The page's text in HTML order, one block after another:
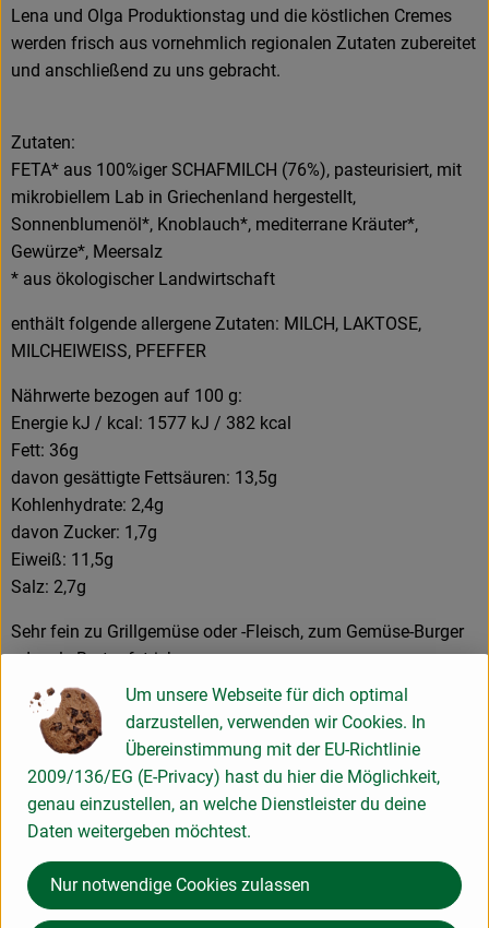
Lena und Olga Produktionstag und die köstlichen Cremes
werden frisch aus vornehmlich regionalen Zutaten zubereitet
und anschließend zu uns gebracht.
Zutaten:
FETA* aus 100%iger SCHAFMILCH (76%), pasteurisiert, mit
mikrobiellem Lab in Griechenland hergestellt,
Sonnenblumenöl*, Knoblauch*, mediterrane Kräuter*,
Gewürze*, Meersalz
* aus ökologischer Landwirtschaft
enthält folgende allergene Zutaten: MILCH, LAKTOSE,
MILCHEIWEISS, PFEFFER
Nährwerte bezogen auf 100 g:
Energie kJ / kcal: 1577 kJ / 382 kcal
Fett: 36g
davon gesättigte Fettsäuren: 13,5g
Kohlenhydrate: 2,4g
davon Zucker: 1,7g
Eiweiß: 11,5g
Salz: 2,7g
Sehr fein zu Grillgemüse oder -Fleisch, zum Gemüse-Burger
oder als Brotaufstrich.
Inverkehrbringer: Lena´s Bio-Feinkostmanufaktur, Adlerweg
15 , D-82140 Olching
Produktinformationen
Herkunft
Um unsere Webseite für dich optimal
darzustellen, verwenden wir Cookies. In
Übereinstimmung mit der EU-Richtlinie
2009/136/EG (E-Privacy) hast du hier die Möglichkeit,
genau einzustellen, an welche Dienstleister du deine
Daten weitergeben möchtest.
Nur notwendige Cookies zulassen